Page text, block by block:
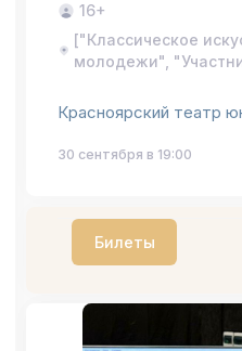
16+
["Классическое
молодежи",
Красноярский театр
30 сентября в 19:00
Билеты